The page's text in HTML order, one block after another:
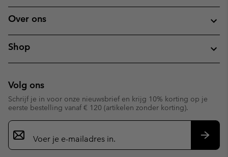
Over ons
Shop
Volg ons
Schrijf je in voor onze nieuwsbrief en krijg 10% korting op je
eerste bestelling vanaf € 120 (artikelen zonder korting).
Aanmelden
voor
e-